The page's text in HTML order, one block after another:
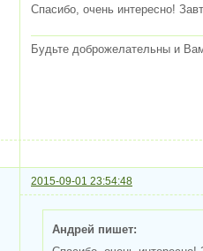
Спасибо, очень интересно!
Будьте доброжелательны и
2015-09-01 23:54:48
Андрей пишет: